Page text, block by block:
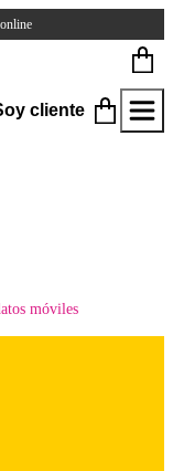
cliente
móviles